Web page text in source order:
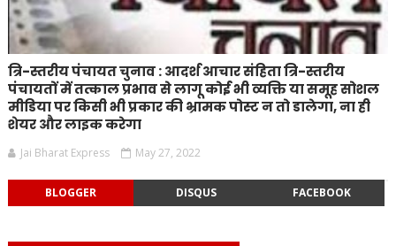
त्रि-स्तरीय पंचायत चुनाव : आदर्श आचार संहिता त्रि-स्तरीय
पंचायतों में तत्काल प्रभाव से लागू कोई भी व्यक्ति या समूह सोशल
मीडिया पर किसी भी प्रकार की भ्रामक पोस्ट न तो डालेगा, ना ही
शेयर और लाइक करेगा
Jai Bharat Express May 27, 2022
BLOGGER DISQUS FACEBOOK